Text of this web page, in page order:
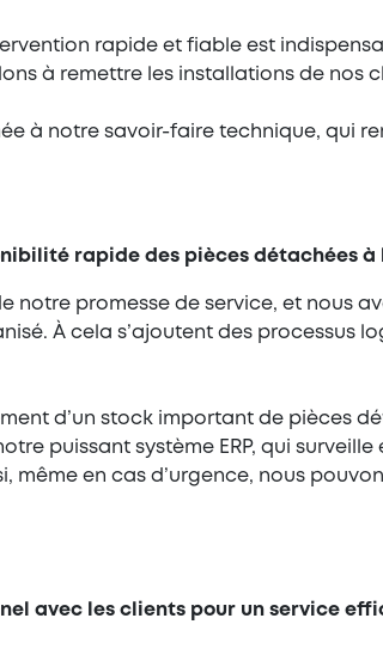
rapide et fiable est
à remettre les installations de nos
à notre savoir-faire technique, qui
rapide des pièces détachées à
promesse de service, et nous
À cela s’ajoutent des processus
d’un stock important de pièces
puissant système ERP, qui
même en cas d’urgence, nous
avec les clients pour un service